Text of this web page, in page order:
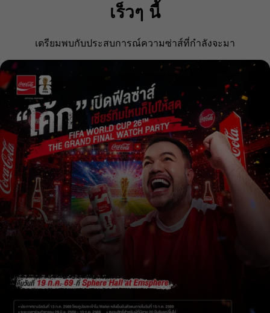
เร็วๆ นี้
เตรียมพบกับประสบการณ์ความซ่าส์ที่กำลังจะมา